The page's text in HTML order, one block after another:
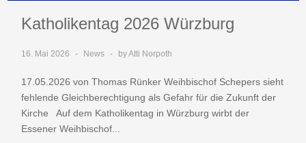
Katholikentag 2026 Würzburg
16. Mai 2026 News by Atti Norpoth
17.05.2026 von Thomas Rünker Weihbischof Schepers sieht
fehlende Gleichberechtigung als Gefahr für die Zukunft der
Kirche Auf dem Katholikentag in Würzburg wirbt der
Essener Weihbischof...